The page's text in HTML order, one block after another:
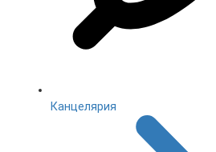
Канцелярия